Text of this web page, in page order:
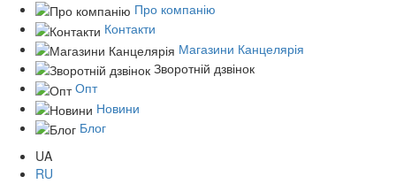
Про компанію
Контакти
Магазини Канцелярія
Зворотній дзвінок
Опт
Новини
Блог
UA
RU